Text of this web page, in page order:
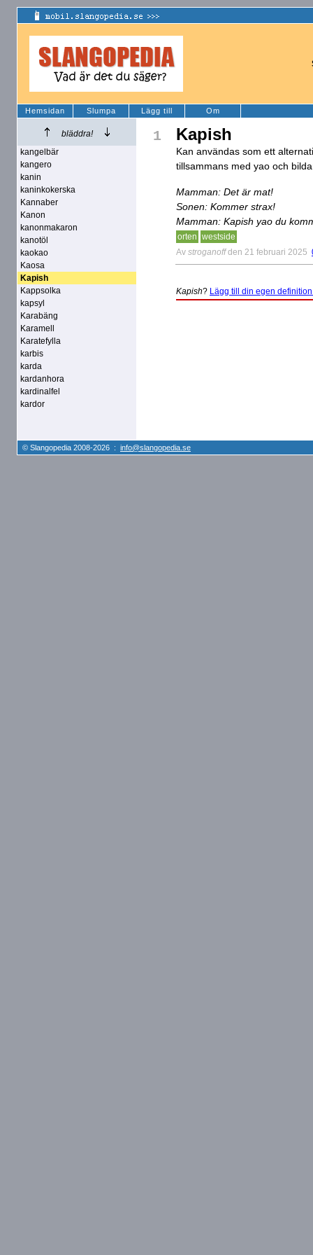
Hemsidan Slumpa Lägg till Om
bläddra!
kangelbär
kangero
kanin
kaninkokerska
Kannaber
Kanon
kanonmakaron
kanotöl
kaokao
Kaosa
Kapish
Kappsolka
kapsyl
Karabäng
Karamell
Karatefylla
karbis
karda
kardanhora
kardinalfel
kardor
1 Kapish
Kan användas som ett
tillsammans med yao och
Mamman: Det är mat!
Sonen: Kommer strax!
Mamman: Kapish yao du
orten westside
Av stroganoff den 21 februari 2025
Kapish? Lägg till din egen
© Slangopedia 2008-2026 : info@slangopedia.se